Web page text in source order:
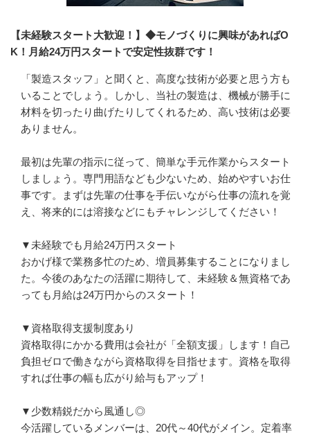
【未経験スタート大歓迎！】◆モノづくりに興味があればO
K！月給24万円スタートで安定性抜群です！
「製造スタッフ」と聞くと、高度な技術が必要と思う方も
いることでしょう。しかし、当社の製造は、機械が勝手に
材料を切ったり曲げたりしてくれるため、高い技術は必要
ありません。
最初は先輩の指示に従って、簡単な手元作業からスタート
しましょう。専門用語なども少ないため、始めやすいお仕
事です。まずは先輩の仕事を手伝いながら仕事の流れを覚
え、将来的には溶接などにもチャレンジしてください！
▼未経験でも月給24万円スタート
おかげ様で業務多忙のため、増員募集することになりまし
た。今後のあなたの活躍に期待して、未経験＆無資格であ
っても月給は24万円からのスタート！
▼資格取得支援制度あり
資格取得にかかる費用は会社が「全額支援」します！自己
負担ゼロで働きながら資格取得を目指せます。資格を取得
すれば仕事の幅も広がり給与もアップ！
▼少数精鋭だから風通し◎
今活躍しているメンバーは、20代～40代がメイン。定着率